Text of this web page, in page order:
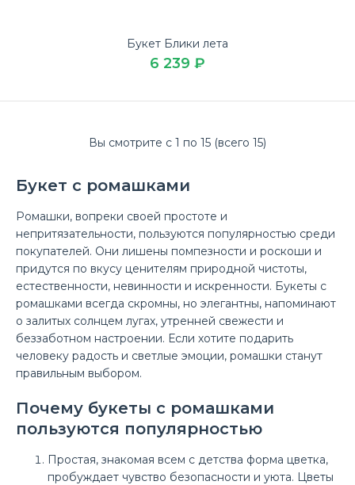
Букет «Замечательный»
7 899 ₽
Купите свежий Букет «Замечательный» дешево на 8
«Замеча..
Букет Блики лета
6 239 ₽
Вы смотрите с 1 по 15 (всего 15)
Букет с ромашками
Ромашки, вопреки своей простоте и
непритязательности, пользуются популярностью среди
покупателей. Они лишены помпезности и роскоши и
придутся по вкусу ценителям природной чистоты,
естественности, невинности и искренности. Букеты с
ромашками всегда скромны, но элегантны, напоминают
о залитых солнцем лугах, утренней свежести и
беззаботном настроении. Если хотите подарить
человеку радость и светлые эмоции, ромашки станут
правильным выбором.
Почему букеты с ромашками
пользуются популярностью
Простая, знакомая всем с детства форма цветка,
пробуждает чувство безопасности и уюта. Цветы